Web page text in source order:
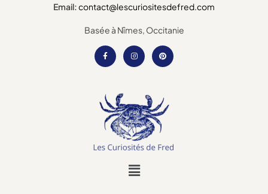
Email:contact@lescuriositesdefred.com
Basée à Nîmes, Occitanie